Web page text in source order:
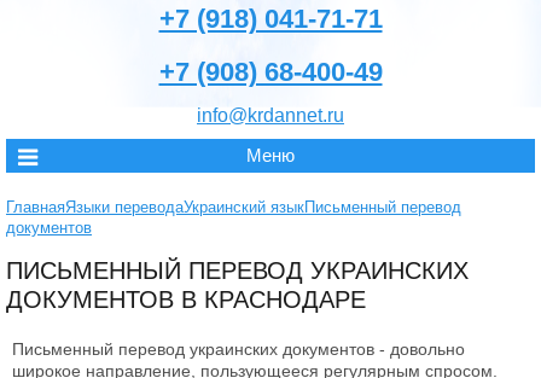
+7 (918) 041-71-71
+7 (908) 68-400-49
info@krdannet.ru
Меню
ГлавнаяЯзыки переводаУкраинский языкПисьменный перевод
документов
ПИСЬМЕННЫЙ ПЕРЕВОД УКРАИНСКИХ
ДОКУМЕНТОВ В КРАСНОДАРЕ
Письменный перевод украинских документов - довольно
широкое направление, пользующееся регулярным спросом.